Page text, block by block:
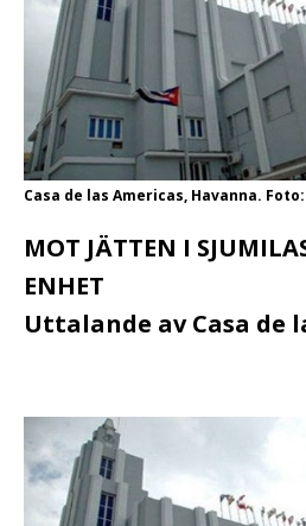
Casa de las Americas, Havanna.
MOT JÄTTEN I
ENHET
Uttalande av Casa de